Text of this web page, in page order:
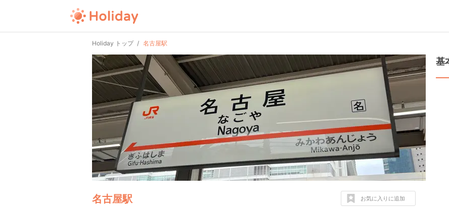
Holiday トップ 名古屋駅
名古屋駅 お気に入りに追加
基